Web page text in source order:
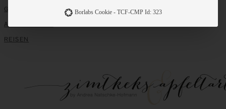
GRUNDLAGEN
ALLE REZEPTE
REISEN
Borlabs Cookie - TCF-CMP Id: 323